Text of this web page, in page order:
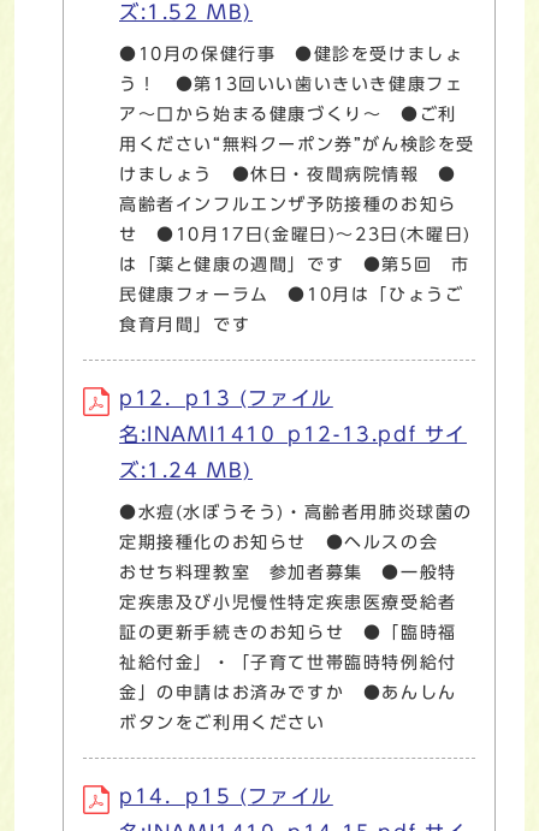
ズ:1.52 MB)
●10月の保健行事 ●健診を受けましょ
う！ ●第13回いい歯いきいき健康フェ
ア～口から始まる健康づくり～ ●ご利
用ください“無料クーポン券”がん検診を受
けましょう ●休日・夜間病院情報 ●
高齢者インフルエンザ予防接種のお知ら
せ ●10月17日(金曜日)～23日(木曜日)
は「薬と健康の週間」です ●第5回 市
民健康フォーラム ●10月は「ひょうご
食育月間」です
p12．p13 (ファイル
名:INAMI1410_p12-13.pdf サイ
ズ:1.24 MB)
●水痘(水ぼうそう)・高齢者用肺炎球菌の
定期接種化のお知らせ ●ヘルスの会
おせち料理教室 参加者募集 ●一般特
定疾患及び小児慢性特定疾患医療受給者
証の更新手続きのお知らせ ●「臨時福
祉給付金」・「子育て世帯臨時特例給付
金」の申請はお済みですか ●あんしん
ボタンをご利用ください
p14．p15 (ファイル